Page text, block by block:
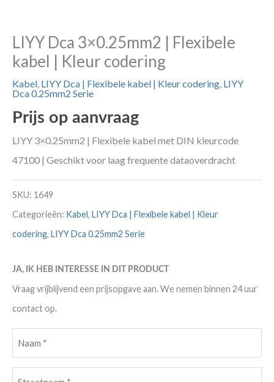
LIYY Dca 3×0.25mm2 | Flexibele
kabel | Kleur codering
Kabel, LIYY Dca | Flexibele kabel | Kleur codering, LIYY
Dca 0.25mm2 Serie
Prijs op aanvraag
LIYY 3×0.25mm2 | Flexibele kabel met DIN kleurcode
47100 | Geschikt voor laag frequente dataoverdracht
SKU: 1649
Categorieën: Kabel, LIYY Dca | Flexibele kabel | Kleur
codering, LIYY Dca 0.25mm2 Serie
JA, IK HEB INTERESSE IN DIT PRODUCT
Vraag vrijblijvend een prijsopgave aan. We nemen binnen 24 uur
contact op.
(Vereist)
(Vereist)